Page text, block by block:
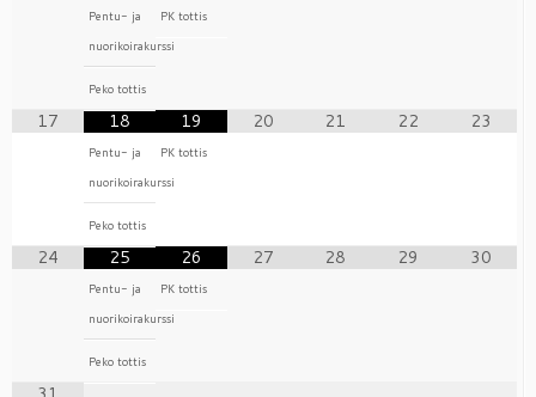
Pentu- ja
nuorikoirakurssi
Peko tottis
PK tottis
17 18
Pentu- ja
nuorikoirakurssi
Peko tottis
19
PK tottis
20 21 22 23
24 25
Pentu- ja
nuorikoirakurssi
Peko tottis
26
PK tottis
27 28 29 30